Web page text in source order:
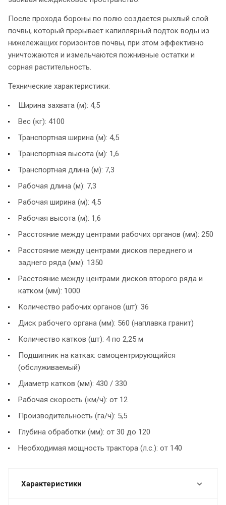
После прохода бороны по полю создается рыхлый слой
почвы, который прерывает капиллярный подток воды из
нижележащих горизонтов почвы, при этом эффективно
уничтожаются и измельчаются пожнивные остатки и
сорная растительность.
Технические характеристики:
Ширина захвата (м): 4,5
Вес (кг): 4100
Транспортная ширина (м): 4,5
Транспортная высота (м): 1,6
Транспортная длина (м): 7,3
Рабочая длина (м): 7,3
Рабочая ширина (м): 4,5
Рабочая высота (м): 1,6
Расстояние между центрами рабочих органов (мм): 250
Расстояние между центрами дисков переднего и
заднего ряда (мм): 1350
Расстояние между центрами дисков второго ряда и
катком (мм): 1000
Количество рабочих органов (шт): 36
Диск рабочего органа (мм): 560 (наплавка гранит)
Количество катков (шт): 4 по 2,25 м
Подшипник на катках: самоцентрирующийся
(обслуживаемый)
Диаметр катков (мм): 430 / 330
Рабочая скорость (км/ч): от 12
Производительность (га/ч): 5,5
Глубина обработки (мм): от 30 до 120
Необходимая мощность трактора (л.с.): от 140
Характеристики